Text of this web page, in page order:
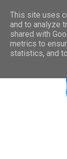
This site uses
and to analyze
shared with
metrics to
statistics, and